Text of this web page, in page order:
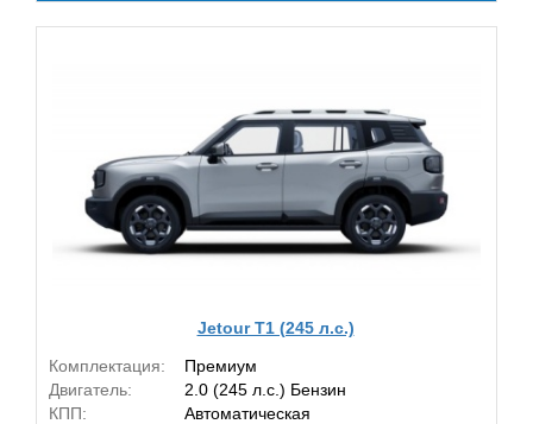
Jetour T1 (245 л.с.)
Комплектация:
Премиум
Двигатель:
2.0 (245 л.с.) Бензин
КПП:
Автоматическая